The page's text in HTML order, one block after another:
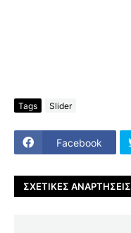
Tags Slider
Facebook
ΣΧΕΤΙΚΈΣ ΑΝΑΡΤΉΣΕΙΣ